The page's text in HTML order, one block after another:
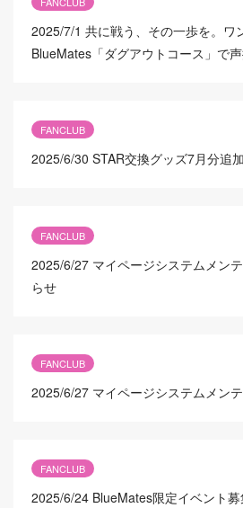
2025/7/1 共に戦う、その一歩を。ワ
BlueMates「ダグアウトコース」で
FANCLUB
2025/6/30 STAR交換グッズ7月分追
FANCLUB
2025/6/27 マイページシステムメン
らせ
FANCLUB
2025/6/27 マイページシステムメン
FANCLUB
2025/6/24 BlueMates限定イベント募